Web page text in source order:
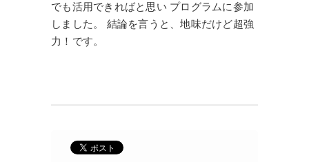
でも活用できればと思い プログラムに参加
しました。 結論を言うと、地味だけど超強
力！です。